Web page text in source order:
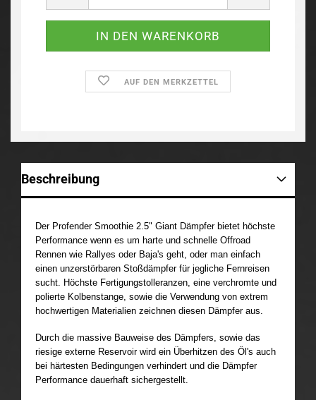
AUF DEN MERKZETTEL
Beschreibung
Der Profender Smoothie 2.5" Giant Dämpfer bietet höchste
Performance wenn es um harte und schnelle Offroad
Rennen wie Rallyes oder Baja's geht, oder man einfach
einen unzerstörbaren Stoßdämpfer für jegliche Fernreisen
sucht. Höchste Fertigungstolleranzen, eine verchromte und
polierte Kolbenstange, sowie die Verwendung von extrem
hochwertigen Materialien zeichnen diesen Dämpfer aus.
Durch die massive Bauweise des Dämpfers, sowie das
riesige externe Reservoir wird ein Überhitzen des Öl's auch
bei härtesten Bedingungen verhindert und die Dämpfer
Performance dauerhaft sichergestellt.